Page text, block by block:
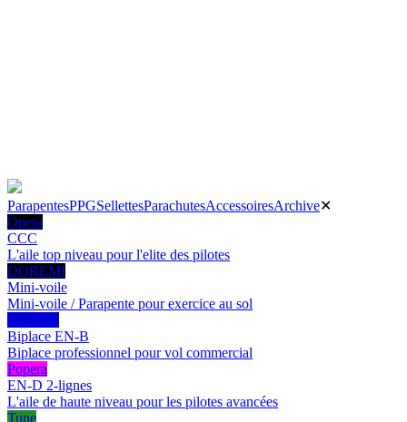
ParapentesPPGSellettesParachutesAccessoiresArchive✕
Opera
CCC
L'aile top niveau pour l'elite des pilotes
DOREMI
Mini-voile
Mini-voile / Parapente pour exercice au sol
Duet Pro
Biplace EN-B
Biplace professionnel pour vol commercial
Popera
EN-D 2-lignes
L'aile de haute niveau pour les pilotes avancées
Tune